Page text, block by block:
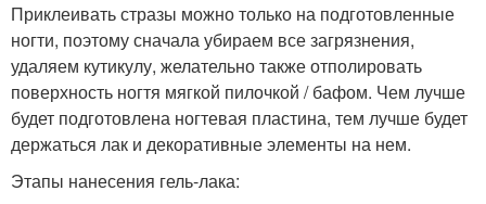
Приклеивать стразы можно только на подготовленные
ногти, поэтому сначала убираем все загрязнения,
удаляем кутикулу, желательно также отполировать
поверхность ногтя мягкой пилочкой / бафом. Чем лучше
будет подготовлена ногтевая пластина, тем лучше будет
держаться лак и декоративные элементы на нем.
Этапы нанесения гель-лака: